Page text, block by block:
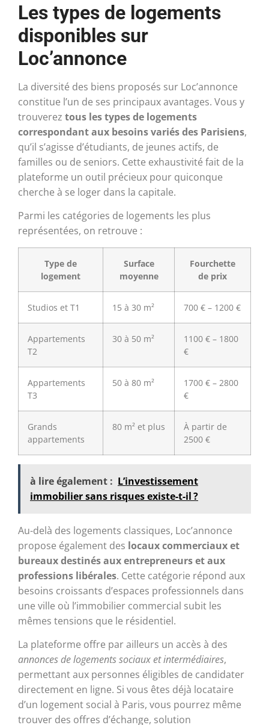
Les types de logements
disponibles sur
Loc’annonce
La diversité des biens proposés sur Loc’annonce
constitue l’un de ses principaux avantages. Vous y
trouverez tous les types de logements
correspondant aux besoins variés des Parisiens,
qu’il s’agisse d’étudiants, de jeunes actifs, de
familles ou de seniors. Cette exhaustivité fait de la
plateforme un outil précieux pour quiconque
cherche à se loger dans la capitale.
Parmi les catégories de logements les plus
représentées, on retrouve :
Type de
logement
Surface
moyenne
Fourchette
de prix
Studios et T1 15 à 30 m² 700 € – 1200 €
Appartements
T2
30 à 50 m²
1100 € – 1800
€
Appartements
T3
50 à 80 m²
1700 € – 2800
€
Grands
appartements
80 m² et plus
À partir de
2500 €
à lire également : L’investissement
immobilier sans risques existe-t-il ?
Au-delà des logements classiques, Loc’annonce
propose également des locaux commerciaux et
bureaux destinés aux entrepreneurs et aux
professions libérales. Cette catégorie répond aux
besoins croissants d’espaces professionnels dans
une ville où l’immobilier commercial subit les
mêmes tensions que le résidentiel.
La plateforme offre par ailleurs un accès à des
annonces de logements sociaux et intermédiaires,
permettant aux personnes éligibles de candidater
directement en ligne. Si vous êtes déjà locataire
d’un logement social à Paris, vous pourrez même
trouver des offres d’échange, solution